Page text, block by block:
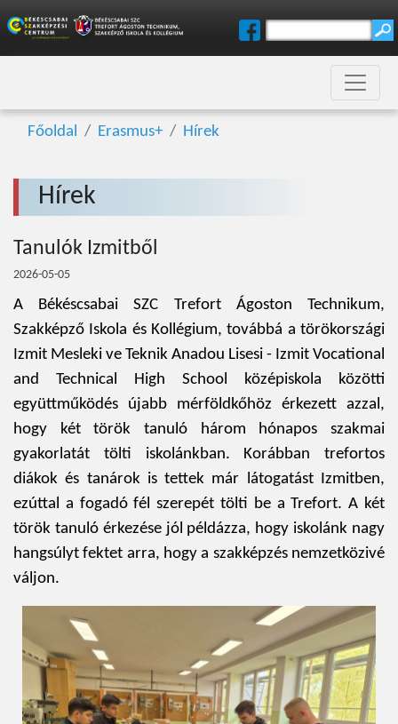
Főoldal Erasmus+ Hírek
Hírek
Tanulók Izmitből
2026-05-05
A Békéscsabai SZC Trefort Ágoston Technikum,
Szakképző Iskola és Kollégium, továbbá a törökországi
Izmit Mesleki ve Teknik Anadou Lisesi - Izmit Vocational
and Technical High School középiskola közötti
együttműködés újabb mérföldkőhöz érkezett azzal,
hogy két török tanuló három hónapos szakmai
gyakorlatát tölti iskolánkban. Korábban trefortos
diákok és tanárok is tettek már látogatást Izmitben,
ezúttal a fogadó fél szerepét tölti be a Trefort. A két
török tanuló érkezése jól példázza, hogy iskolánk nagy
hangsúlyt fektet arra, hogy a szakképzés nemzetközivé
váljon.